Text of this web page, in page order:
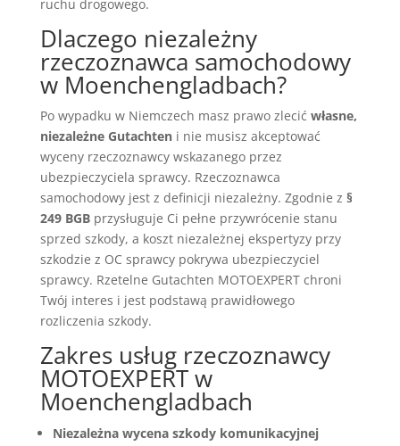
ruchu drogowego.
Dlaczego niezależny
rzeczoznawca samochodowy
w Moenchengladbach?
Po wypadku w Niemczech masz prawo zlecić własne,
niezależne Gutachteni nie musisz akceptować
wyceny rzeczoznawcy wskazanego przez
ubezpieczyciela sprawcy. Rzeczoznawca
samochodowy jest z definicji niezależny. Zgodnie z §
249 BGBprzysługuje Ci pełne przywrócenie stanu
sprzed szkody, a koszt niezależnej ekspertyzy przy
szkodzie z OC sprawcy pokrywa ubezpieczyciel
sprawcy. Rzetelne Gutachten MOTOEXPERT chroni
Twój interes i jest podstawą prawidłowego
rozliczenia szkody.
Zakres usług rzeczoznawcy
MOTOEXPERT w
Moenchengladbach
Niezależna wycena szkody komunikacyjnej